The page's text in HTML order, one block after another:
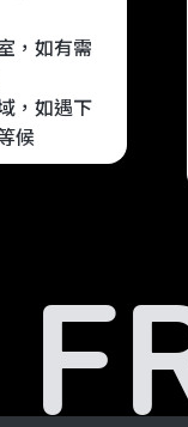
，如有需
，如遇下
候